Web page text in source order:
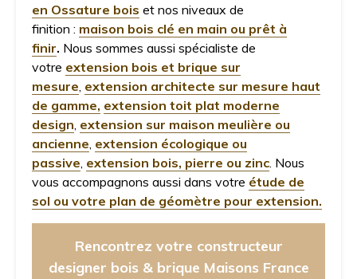
en Ossature bois et nos niveaux de
finition : maison bois clé en main ou prêt à
finir. Nous sommes aussi spécialiste de
votre extension bois et brique sur
mesure, extension architecte sur mesure haut
de gamme, extension toit plat moderne
design, extension sur maison meulière ou
ancienne, extension écologique ou
passive, extension bois, pierre ou zinc. Nous
vous accompagnons aussi dans votre étude de
sol ou votre plan de géomètre pour extension.
Rencontrez votre constructeur
designer bois & brique Maisons France